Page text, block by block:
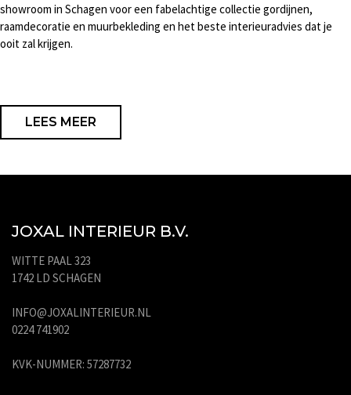
showroom in Schagen voor een fabelachtige collectie gordijnen,
raamdecoratie en muurbekleding en het beste interieuradvies dat je
ooit zal krijgen.
LEES MEER
JOXAL INTERIEUR B.V.
WITTE PAAL 323
1742 LD SCHAGEN
INFO@JOXALINTERIEUR.NL
0224 741902
KVK-NUMMER: 57287732